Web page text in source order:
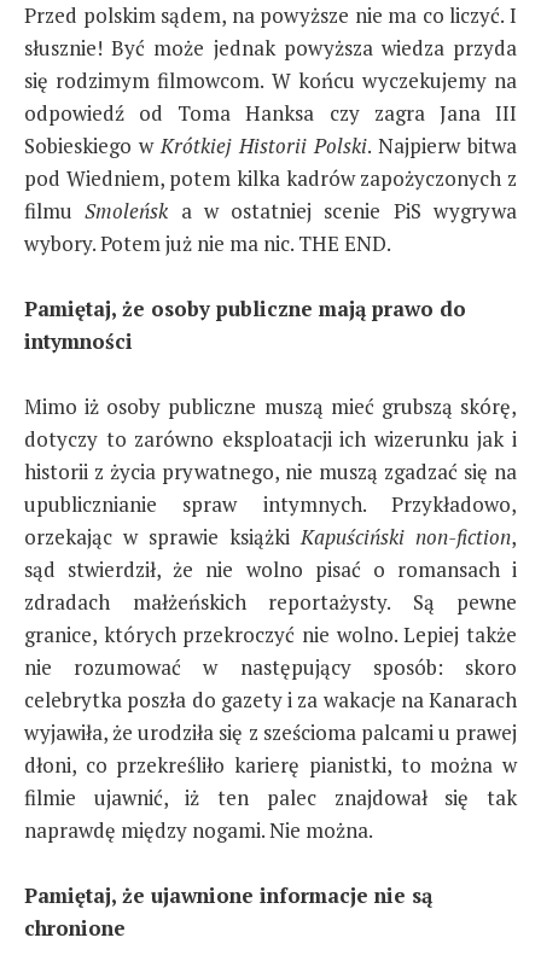
Przed polskim sądem, na powyższe nie ma co liczyć. I
słusznie! Być może jednak powyższa wiedza przyda
się rodzimym filmowcom. W końcu wyczekujemy na
odpowiedź od Toma Hanksa czy zagra Jana III
Sobieskiego wKrótkiej Historii Polski. Najpierw bitwa
pod Wiedniem, potem kilka kadrów zapożyczonych z
filmuSmoleńsk a w ostatniej scenie PiS wygrywa
wybory. Potem już nie ma nic. THE END.
Pamiętaj, że osoby publiczne mają prawo do
intymności
Mimo iż osoby publiczne muszą mieć grubszą skórę,
dotyczy to zarówno eksploatacji ich wizerunku jak i
historii z życia prywatnego, nie muszą zgadzać się na
upublicznianie spraw intymnych. Przykładowo,
orzekając w sprawie książkiKapuściński non-fiction,
sąd stwierdził, że nie wolno pisać o romansach i
zdradach małżeńskich reportażysty. Są pewne
granice, których przekroczyć nie wolno. Lepiej także
nie rozumować w następujący sposób: skoro
celebrytka poszła do gazety i za wakacje na Kanarach
wyjawiła, że urodziła się z sześcioma palcami u prawej
dłoni, co przekreśliło karierę pianistki, to można w
filmie ujawnić, iż ten palec znajdował się tak
naprawdę między nogami. Nie można.
Pamiętaj, że ujawnione informacje nie są
chronione